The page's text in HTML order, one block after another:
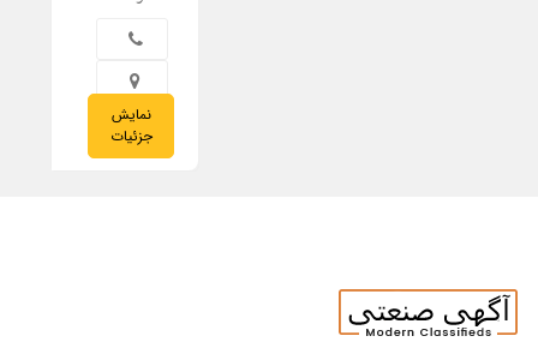
14/05/2023
نمایش
جزئیات